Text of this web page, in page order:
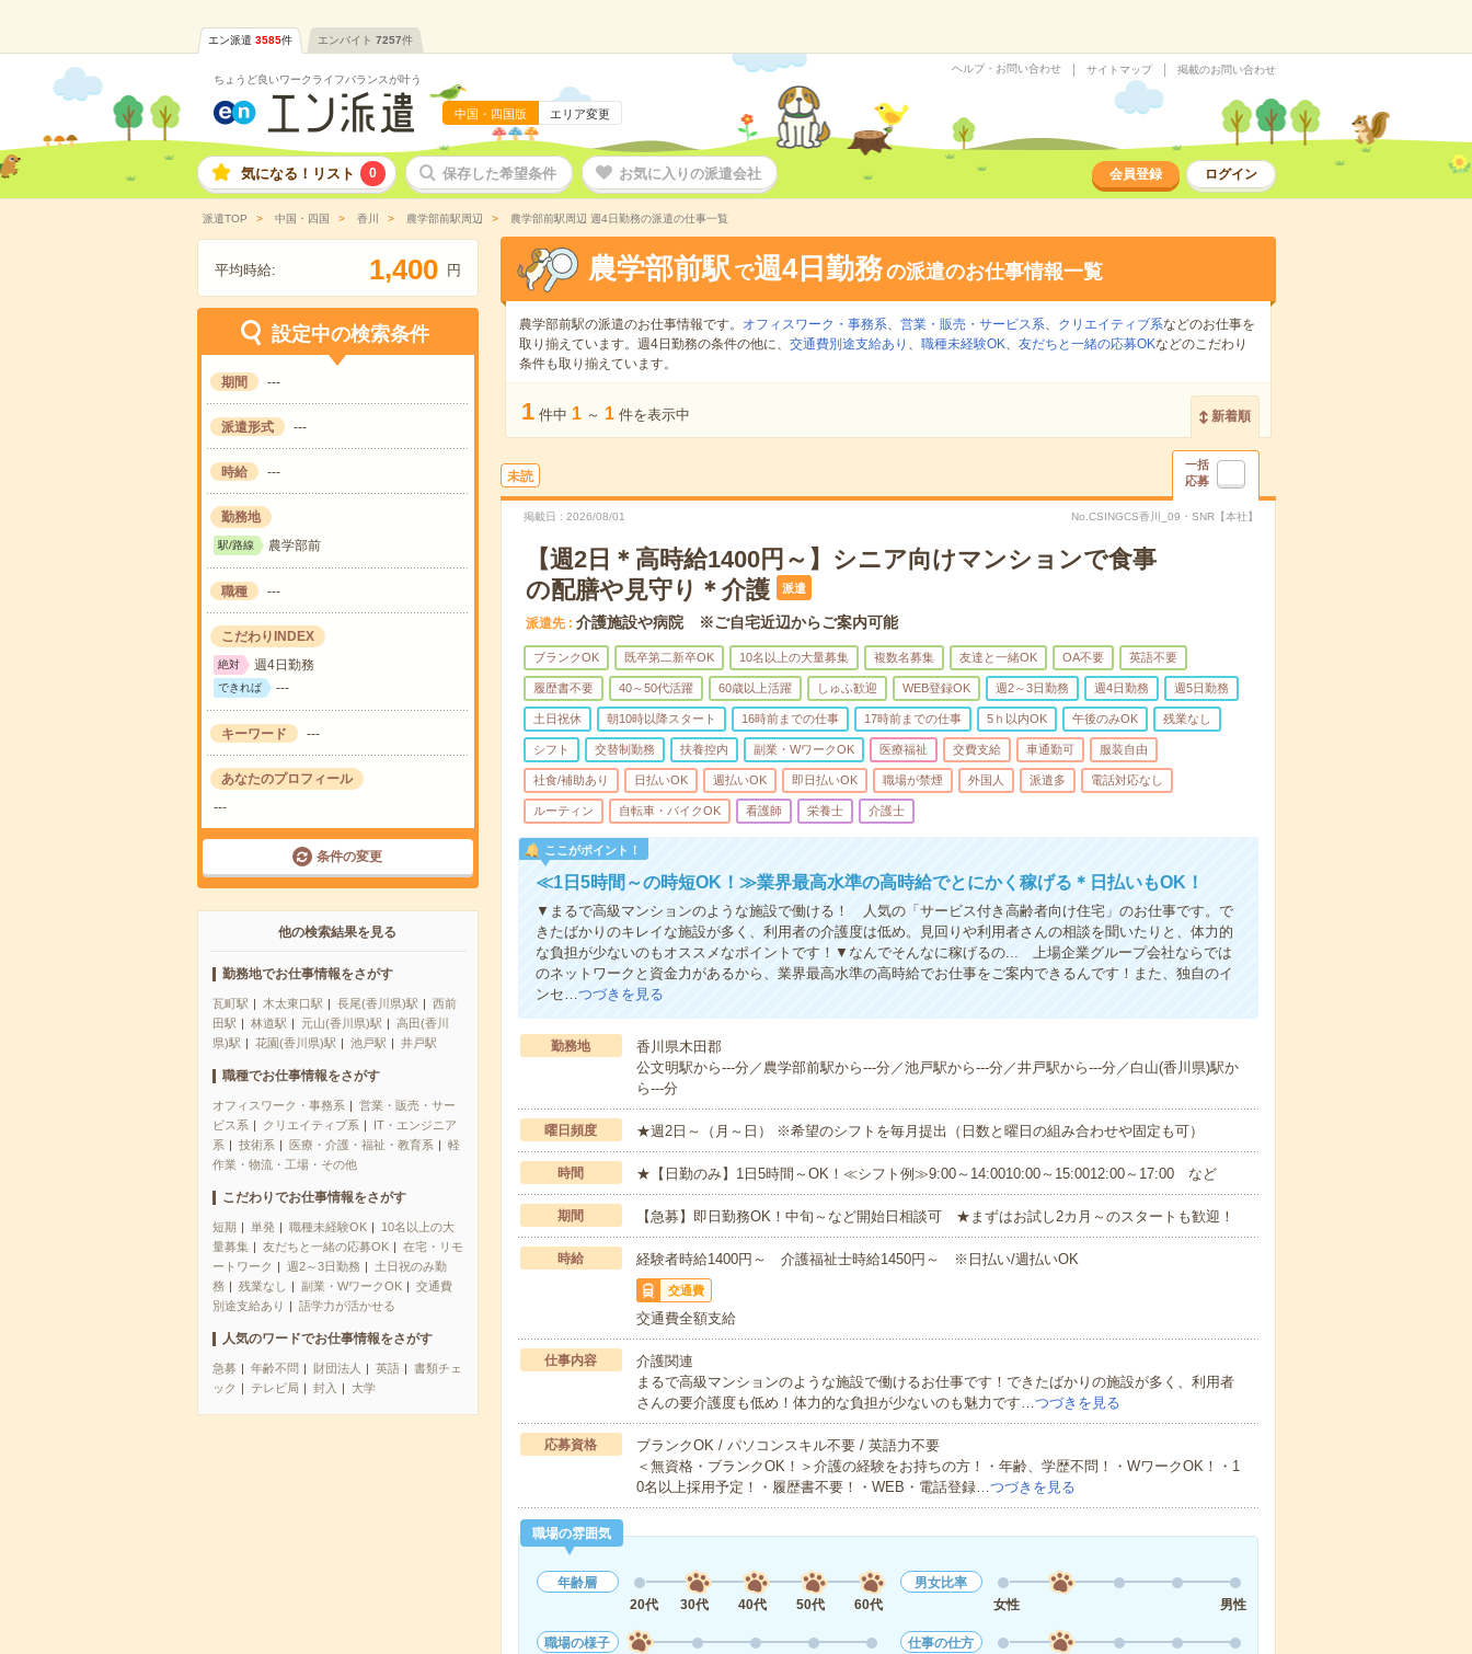
エン派遣 3585件 エンバイト 7257件
ちょうど良いワークライフバランスが叶う
中国・四国版 エリア変更
ヘルプ・お問い合わせ サイトマップ 掲載のお問い合わせ
気になる！リスト 0 保存した希望条件 お気に入りの派遣会社 会員登録 ログイン
派遣TOP 中国・四国 香川 農学部前駅周辺 農学部前駅周辺 週4日勤務の派遣の仕事一覧
平均時給: 1,400 円
設定中の検索条件
期間 ---
派遣形式 ---
時給 ---
勤務地
駅/路線 農学部前
職種 ---
こだわりINDEX
絶対 週4日勤務
できれば ---
キーワード ---
あなたのプロフィール
---
条件の変更
他の検索結果を見る
勤務地でお仕事情報をさがす
瓦町駅 木太東口駅 長尾(香川県)駅
西前
田駅
林道駅 元山(香川県)駅
高田(香川
県)駅
花園(香川県)駅 池戸駅 井戸駅
職種でお仕事情報をさがす
オフィスワーク・事務系
営業・販売・サー
ビス系
クリエイティブ系
IT・エンジニア
系
技術系 医療・介護・福祉・教育系
軽
作業・物流・工場・その他
こだわりでお仕事情報をさがす
短期 単発 職種未経験OK
10名以上の大
量募集
友だちと一緒の応募OK
在宅・リモ
ートワーク
週2～3日勤務
土日祝のみ勤
務
残業なし 副業・WワークOK
交通費
別途支給あり
語学力が活かせる
人気のワードでお仕事情報をさがす
急募 年齢不問 財団法人 英語
書類チェ
ック
テレビ局 封入 大学
農学部前駅 で週4日勤務の派遣のお仕事情報一覧
農学部前駅の派遣のお仕事情報です。 オフィスワーク・事務系、 営業・販売・サービス系、 クリエイティブ系などのお仕事を
取り揃えています。週4日勤務の条件の他に、 交通費別途支給あり 、 職種未経験OK、 友だちと一緒の応募OKなどのこだわり
条件も取り揃えています。
1 件中 1 ～ 1 件を表示中 新着順
未読
一括
応募
掲載日 2026/08/01 No.CSINGCS香川_09・SNR【本社】
【週2日＊高時給1400円～】シニア向けマンションで食事
の配膳や見守り＊介護
派遣
派遣先 介護施設や病院 ※ご自宅近辺からご案内可能
ブランクOK 既卒第二新卒OK 10名以上の大量募集 複数名募集 友達と一緒OK OA不要 英語不要
履歴書不要 40～50代活躍 60歳以上活躍 しゅふ歓迎 WEB登録OK 週2～3日勤務 週4日勤務 週5日勤務
土日祝休 朝10時以降スタート 16時前までの仕事 17時前までの仕事 5ｈ以内OK 午後のみOK 残業なし
シフト 交替制勤務 扶養控内 副業・WワークOK 医療福祉 交費支給 車通勤可 服装自由
社食/補助あり 日払いOK 週払いOK 即日払いOK 職場が禁煙 外国人 派遣多 電話対応なし
ルーティン 自転車・バイクOK 看護師 栄養士 介護士
ここがポイント！
≪1日5時間～の時短OK！≫業界最高水準の高時給でとにかく稼げる＊日払いもOK！
▼まるで高級マンションのような施設で働ける！ 人気の「サービス付き高齢者向け住宅」のお仕事です。で
きたばかりのキレイな施設が多く、利用者の介護度は低め。見回りや利用者さんの相談を聞いたりと、体力的
な負担が少ないのもオススメなポイントです！▼なんでそんなに稼げるの... 上場企業グループ会社ならでは
のネットワークと資金力があるから、業界最高水準の高時給でお仕事をご案内できるんです！また、独自のイ
ンセ…つづきを見る
勤務地
香川県木田郡
公文明駅から---分／農学部前駅から---分／池戸駅から---分／井戸駅から---分／白山(香川県)駅か
ら---分
曜日頻度 ★週2日～（月～日） ※希望のシフトを毎月提出（日数と曜日の組み合わせや固定も可）
時間 ★【日勤のみ】1日5時間～OK！≪シフト例≫9:00～14:0010:00～15:0012:00～17:00 など
期間 【急募】即日勤務OK！中旬～など開始日相談可 ★まずはお試し2カ月～のスタートも歓迎！
時給 経験者時給1400円～ 介護福祉士時給1450円～ ※日払い/週払いOK
交通費
交通費全額支給
仕事内容
介護関連
まるで高級マンションのような施設で働けるお仕事です！できたばかりの施設が多く、利用者
さんの要介護度も低め！体力的な負担が少ないのも魅力です…つづきを見る
応募資格
ブランクOK / パソコンスキル不要 / 英語力不要
＜無資格・ブランクOK！＞介護の経験をお持ちの方！・年齢、学歴不問！・WワークOK！・1
0名以上採用予定！・履歴書不要！・WEB・電話登録…つづきを見る
職場の雰囲気
年齢層
20代
30代 40代 50代 60代
男女比率
女性
男性
職場の様子
仕事の仕方